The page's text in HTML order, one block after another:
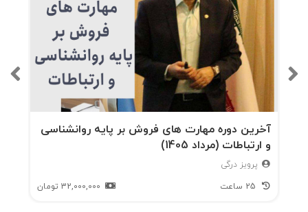
آخرین دوره مهارت های فروش بر پایه روانشناسی
و ارتباطات (مرداد 1405)
پرویز درگی
32,000,000 تومان